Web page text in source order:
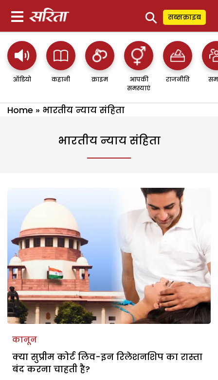
⚲ सब्सक्राइब
ऑडियो कहानी क्राइम
आपकी
समस्याएं
राजनीति
Home » भारतीय न्याय संहिता
भारतीय न्याय संहिता
कानून
क्या सुप्रीम कोर्ट लिव-इन रिलेशनशिप का रास्ता
बंद करना चाहती है?